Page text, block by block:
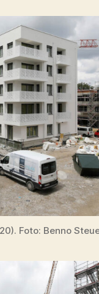
Foto: Benno